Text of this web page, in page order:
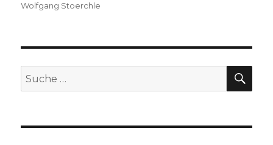
Wolfgang Stoerchle
Suche
nach: